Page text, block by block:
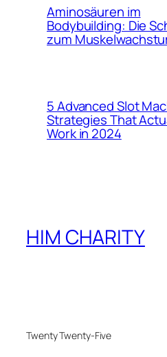
Aminosäuren im
Bodybuilding: Die
zum
5 Advanced Slot
Strategies That
Work in 2024
HIM CHARITY
Twenty Twenty-Five